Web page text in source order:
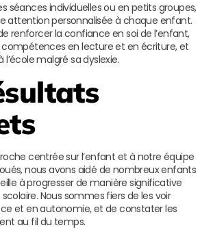
séances individuelles ou en petits groupes,
attention personnalisée à chaque enfant.
renforcer la confiance en soi de l’enfant,
compétences en lecture et en écriture, et
l’école malgré sa dyslexie.
centrée sur l’enfant et à notre équipe
nous avons aidé de nombreux enfants
à progresser de manière significative
Nous sommes fiers de les voir
et en autonomie, et de constater les
au fil du temps.